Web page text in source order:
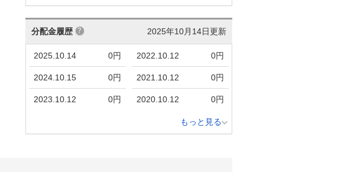
2025年10月14日更新
分配金履歴
2025.10.14 0円
2024.10.15 0円
2023.10.12 0円
2022.10.12 0円
2021.10.12 0円
2020.10.12 0円
もっと見る